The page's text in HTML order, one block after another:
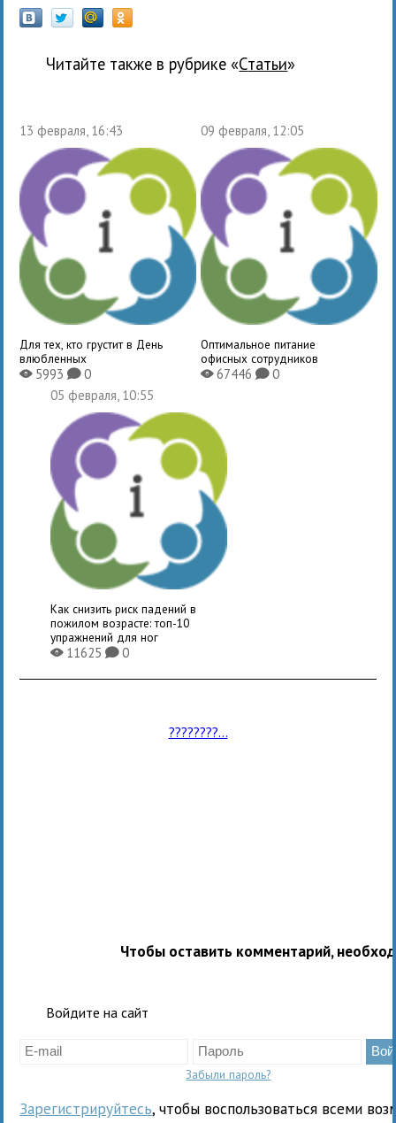
Читайте также в рубрике « Статьи»
13 февраля, 16:43
Для тех, кто грустит в День
влюбленных
X5993K0
09 февраля, 12:05
Оптимальное питание
офисных сотрудников
X67446 K0
05 февраля, 10:55
Как снизить риск падений в
пожилом возрасте: топ-10
упражнений для ног
X11625K0
????????...
Чтобы оставить комментарий,
Войдите на сайт
Забыли пароль?
Зарегистрируйтесь, чтобы воспользоваться всеми